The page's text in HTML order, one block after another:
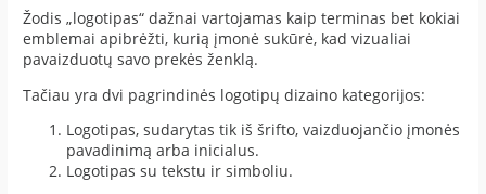
Žodis „logotipas“ dažnai vartojamas kaip terminas bet kokiai
emblemai apibrėžti, kurią įmonė sukūrė, kad vizualiai
pavaizduotų savo prekės ženklą.
Tačiau yra dvi pagrindinės logotipų dizaino kategorijos:
Logotipas, sudarytas tik iš šrifto, vaizduojančio įmonės
pavadinimą arba inicialus.
Logotipas su tekstu ir simboliu.